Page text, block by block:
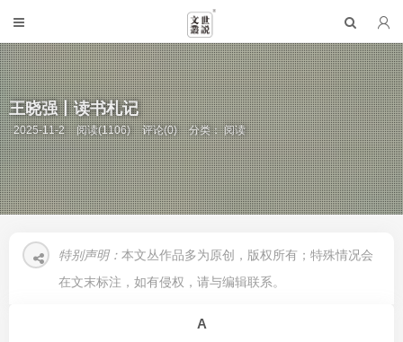
王晓强丨读书札记
2025-11-2 阅读(1106) 评论(0) 分类：阅读
特别声明： 本文丛作品多为原创，版权所有；特殊情况会
在文末标注，如有侵权，请与编辑联系。
A